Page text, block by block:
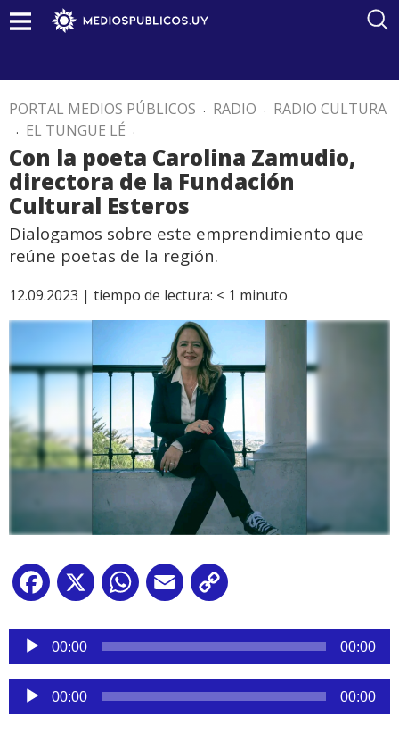
PORTAL MEDIOS PÚBLICOS . RADIO . RADIO CULTURA
. EL TUNGUE LÉ .
Con la poeta Carolina Zamudio,
directora de la Fundación
Cultural Esteros
Dialogamos sobre este emprendimiento que
reúne poetas de la región.
12.09.2023 | tiempo de lectura: < 1 minuto
Facebook
X WhatsApp
Email
Reproductor
audio
00:00 00:00
Reproductor
de
00:00 00:00